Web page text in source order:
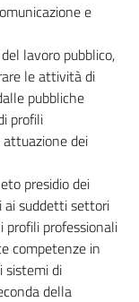
e
lavoro pubblico,
le attività di
pubbliche
profili
dei
presidio dei
ai suddetti settori
profili professionali
competenze in
sistemi di
della